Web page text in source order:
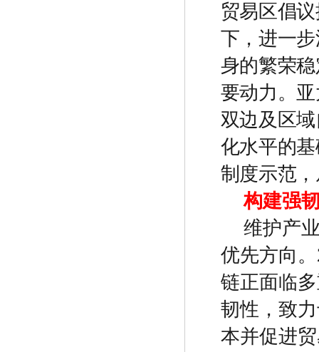
贸易区倡
下，进一
身的繁荣
要动力。
双边及区
化水平的
制度示范
构建强
维护产
优先方向。
链正面临
韧性，致
本并促进